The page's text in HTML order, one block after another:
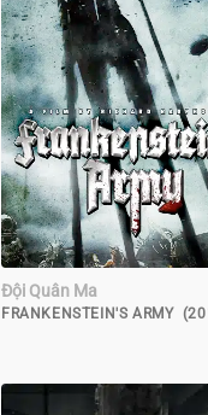
Đội Quân Ma
FRANKENSTEIN'S ARMY